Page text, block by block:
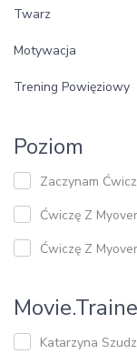
Twarz
Motywacja
Trening Powięziowy
Poziom
Zaczynam
Ćwiczę Z
Ćwiczę Z
Katarzyna